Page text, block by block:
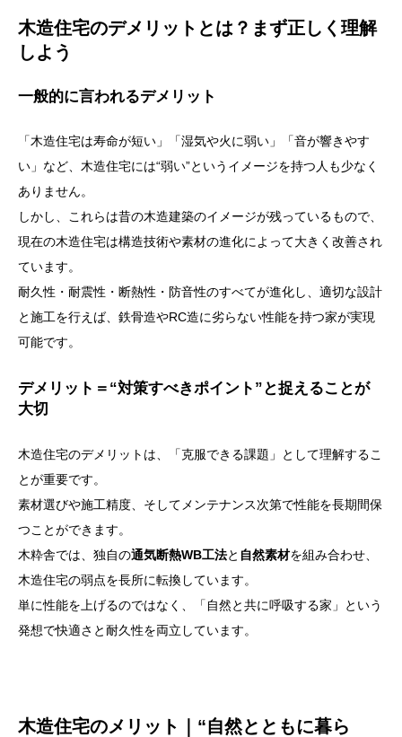
木造住宅のデメリットとは？まず正しく理解
しよう
一般的に言われるデメリット
「木造住宅は寿命が短い」「湿気や火に弱い」「音が響きやす
い」など、木造住宅には“弱い”というイメージを持つ人も少なく
ありません。
しかし、これらは昔の木造建築のイメージが残っているもので、
現在の木造住宅は構造技術や素材の進化によって大きく改善され
ています。
耐久性・耐震性・断熱性・防音性のすべてが進化し、適切な設計
と施工を行えば、鉄骨造やRC造に劣らない性能を持つ家が実現
可能です。
デメリット＝“対策すべきポイント”と捉えることが
大切
木造住宅のデメリットは、「克服できる課題」として理解するこ
とが重要です。
素材選びや施工精度、そしてメンテナンス次第で性能を長期間保
つことができます。
木粋舎では、独自の通気断熱WB工法と 自然素材を組み合わせ、
木造住宅の弱点を長所に転換しています。
単に性能を上げるのではなく、「自然と共に呼吸する家」という
発想で快適さと耐久性を両立しています。
木造住宅のメリット｜“自然とともに暮ら